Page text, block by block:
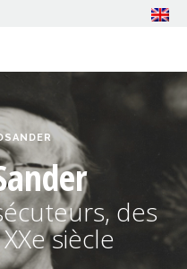
des
siècle